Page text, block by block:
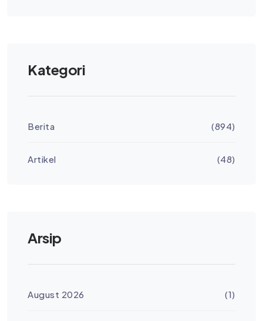
Kategori
Berita (894)
Artikel (48)
Arsip
August 2026 (1)